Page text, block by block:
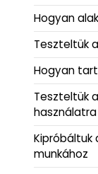
Hogyan
Teszteltük
Hogyan
Teszteltük
használatra
munkához